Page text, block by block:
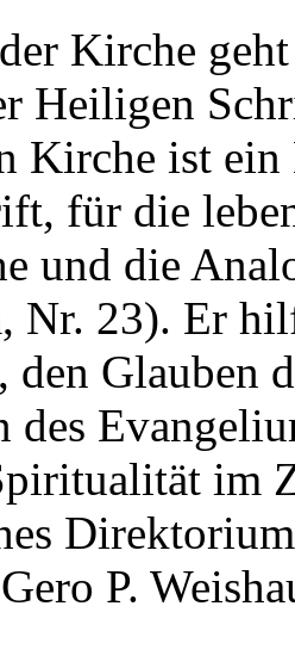
Kirche
Heiligen
Kirche ist
für die
und die
Nr. 23). Er
den Glauben
des
im
P.